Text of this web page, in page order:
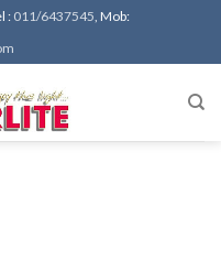
: 011/6437545, Mob: